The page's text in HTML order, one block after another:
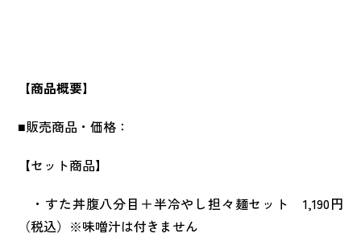
【商品概要】
■販売商品・価格：
【セット商品】
・すた丼腹八分目＋半冷やし担々麺セット 1,190円
（税込）※味噌汁は付きません